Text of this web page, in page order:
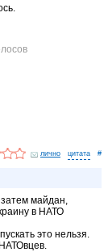
лично #
майдан,
в НАТО
это нельзя.